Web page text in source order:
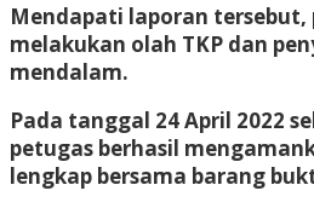
Mendapati laporan tersebut,
melakukan olah TKP dan
mendalam.
Pada tanggal 24 April 2022
petugas berhasil
lengkap bersama barang